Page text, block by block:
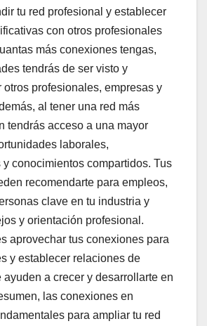
tu red profesional y establecer
con otros profesionales
más conexiones tengas,
tendrás de ser visto y
otros profesionales, empresas y
al tener una red más
tendrás acceso a una mayor
laborales,
conocimientos compartidos. Tus
recomendarte para empleos,
clave en tu industria y
y orientación profesional.
aprovechar tus conexiones para
y establecer relaciones de
ayuden a crecer y desarrollarte en
las conexiones en
para ampliar tu red